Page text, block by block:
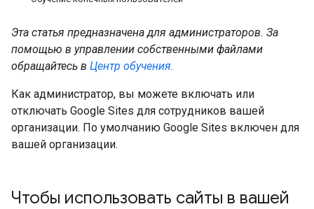
Эта статья предназначена для администраторов. За
помощью в управлении собственными файлами
обращайтесь в Центр обучения.
Как администратор, вы можете включать или
отключать Google Sites для сотрудников вашей
организации. По умолчанию Google Sites включен для
вашей организации.
Чтобы использовать сайты в вашей